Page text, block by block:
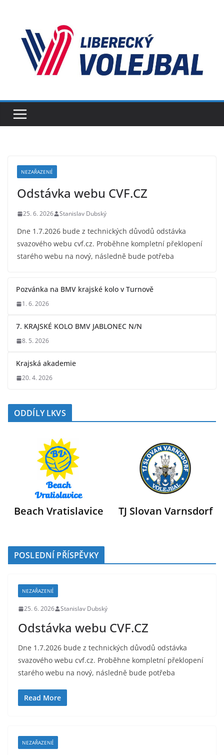
NEZAŘAZENÉ
Odstávka webu CVF.CZ
25. 6. 2026 Stanislav Dubský
Dne 1.7.2026 bude z technických důvodů odstávka
svazového webu cvf.cz. Proběhne kompletní překlopení
starého webu na nový, následně bude potřeba
Pozvánka na BMV krajské kolo v Turnově
1. 6. 2026
7. KRAJSKÉ KOLO BMV JABLONEC N/N
8. 5. 2026
Krajská akademie
20. 4. 2026
ODDÍLY LKVS
Beach Vratislavice TJ Slovan Varnsdorf
POSLEDNÍ PŘÍSPĚVKY
NEZAŘAZENÉ
25. 6. 2026 Stanislav Dubský
Odstávka webu CVF.CZ
Dne 1.7.2026 bude z technických důvodů odstávka
svazového webu cvf.cz. Proběhne kompletní překlopení
starého webu na nový, následně bude potřeba
Read More
NEZAŘAZENÉ